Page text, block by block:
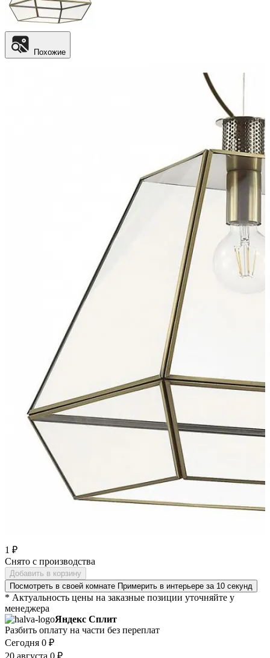
Похожие
1 ₽
Снято с производства
Добавить в корзину
Посмотреть в своей комнате Примерить в интерьере за 10 секунд
* Актуальность цены на заказные позиции уточняйте у
менеджера
Яндекс Сплит
Разбить оплату на части без переплат
Сегодня 0 ₽